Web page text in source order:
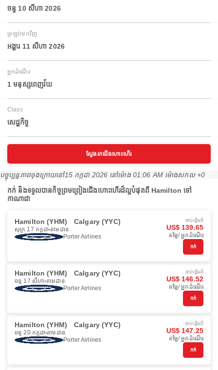
ចន្ទ 10 សីហា 2026
ត្រឡប់មកវិញ
អង្គារ 11 សីហា 2026
អ្នកដំណើរ
1 មនុស្សពេញវ័យ
Class
សេដ្ឋកិច្ច
ស្វែងរកជើងហោះហើរ
បច្ចុប្បន្នភាពចុងក្រោយនៅ15 កក្កដា 2026 នៅ​ម៉ោង 01:06 AM ម៉ោង​សកល +0
កក់ និងទទួលបានកិច្ចព្រមព្រៀងជើងហោះហើរដ៏ល្អបំផុតពី Hamilton ទៅ
កាណាដា
Hamilton (YHM) Calgary (YYC)
សុក្រ 17 កក្កដា តាមដាន
Porter Airlines
ចាប់ផ្ដើមពី
US$ 139.65
តម្លៃ/ អ្នកដំណើរ
កក់
Hamilton (YHM) Calgary (YYC)
ចន្ទ 17 សីហា តាមដាន
Porter Airlines
ចាប់ផ្ដើមពី
US$ 146.52
តម្លៃ/ អ្នកដំណើរ
កក់
Hamilton (YHM) Calgary (YYC)
ចន្ទ 20 កក្កដា តាមដាន
Porter Airlines
ចាប់ផ្ដើមពី
US$ 147.25
តម្លៃ/ អ្នកដំណើរ
កក់